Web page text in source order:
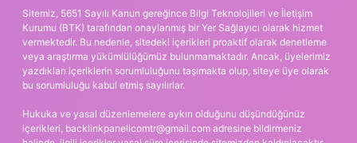
Sitemiz, 5651 Sayılı Kanun gereğince Bilgi Teknolojileri ve İletişim
Kurumu (BTK) tarafından onaylanmış bir Yer Sağlayıcı olarak hizmet
vermektedir. Bu nedenle, sitedeki içerikleri proaktif olarak denetleme
veya araştırma yükümlülüğümüz bulunmamaktadır. Ancak, üyelerimiz
yazdıkları içeriklerin sorumluluğunu taşımakta olup, siteye üye olarak
bu sorumluluğu kabul etmiş sayılırlar.
Hukuka ve yasal düzenlemelere aykırı olduğunu düşündüğünüz
içerikleri, backlinkpanelicomtr@gmail.com adresine bildirmeniz